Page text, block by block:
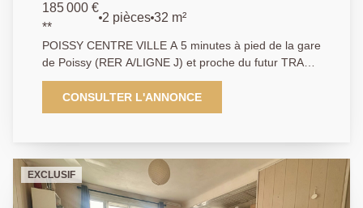
185 000 €
**
2 pièces 32 m²
POISSY CENTRE VILLE A 5 minutes à pied de la gare
de Poissy (RER A/LIGNE J) et proche du futur TRAM
13, l'agence principale vous propose dans une
charmante copropriété à faibles charges un
appartement entièrement rénové avec des matériaux
aménagée et entièrement équipée, une grande
chambre, et une salle de douche avec wc. Ce bien
dispose également d'une grande cave en sous-sol.
CONSULTER L'ANNONCE
EXCLUSIF